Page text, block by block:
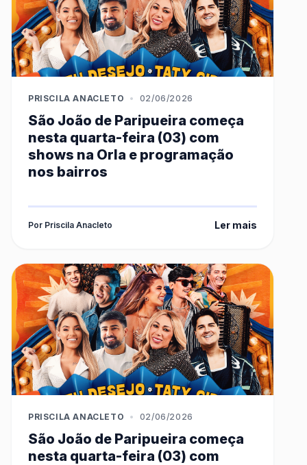
PRISCILA ANACLETO • 02/06/2026
São João de Paripueira começa
nesta quarta-feira (03) com
shows na Orla e programação
nos bairros
Por Priscila Anacleto Ler mais
PRISCILA ANACLETO • 02/06/2026
São João de Paripueira começa
nesta quarta-feira (03) com